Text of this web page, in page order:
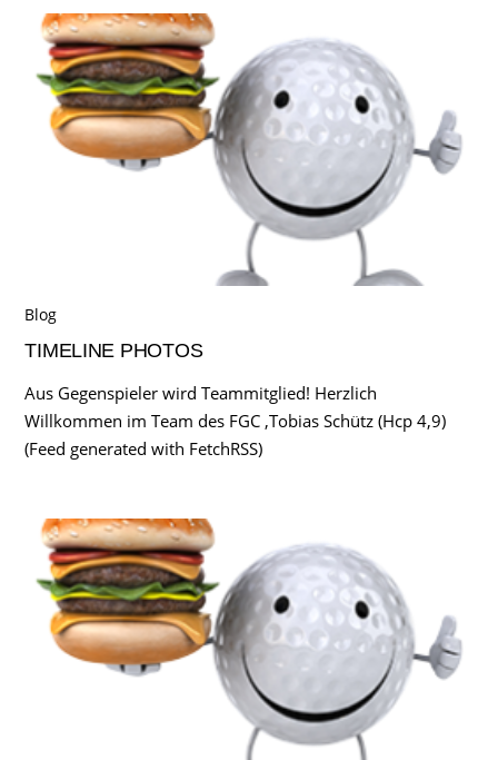
Blog
TIMELINE PHOTOS
Aus Gegenspieler wird Teammitglied! Herzlich
Willkommen im Team des FGC ,Tobias Schütz (Hcp 4,9)
(Feed generated with FetchRSS)